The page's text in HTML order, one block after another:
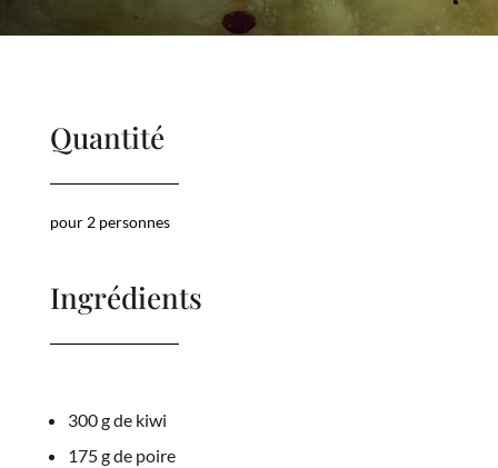
Quantité
pour 2 personnes
Ingrédients
300 g de kiwi
175 g de poire